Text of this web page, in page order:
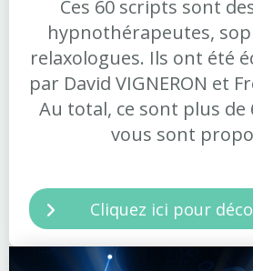
Ces 60 scripts sont
hypnothérapeutes,
relaxologues. Ils ont été
par David VIGNERON et
Au total, ce sont plus de
vous sont
Cliquez ici pour